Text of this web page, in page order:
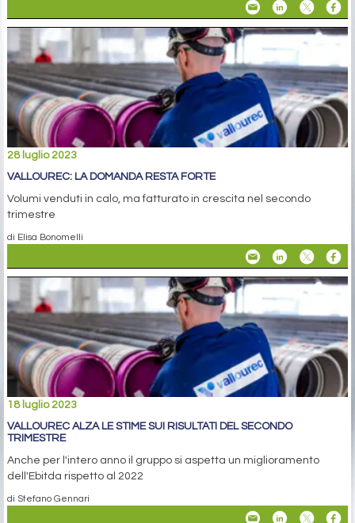
28 luglio 2023
VALLOUREC: LA DOMANDA RESTA FORTE
Volumi venduti in calo, ma fatturato in crescita nel secondo
trimestre
di Elisa Bonomelli
18 luglio 2023
VALLOUREC ALZA LE STIME SUI RISULTATI DEL SECONDO
TRIMESTRE
Anche per l'intero anno il gruppo si aspetta un miglioramento
dell'Ebitda rispetto al 2022
di Stefano Gennari